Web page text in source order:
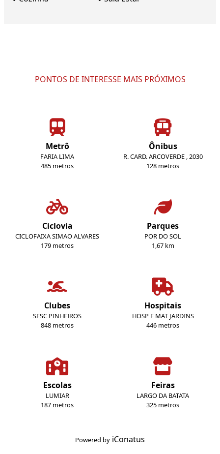
PONTOS DE INTERESSE MAIS PRÓXIMOS
Metrô
FARIA LIMA
485 metros
Ônibus
R. CARD. ARCOVERDE , 2030
128 metros
Ciclovia
CICLOFAIXA SIMAO ALVARES
179 metros
Parques
POR DO SOL
1,67 km
Clubes
SESC PINHEIROS
848 metros
Hospitais
HOSP E MAT JARDINS
446 metros
Escolas
LUMIAR
187 metros
Feiras
LARGO DA BATATA
325 metros
Powered by iConatus